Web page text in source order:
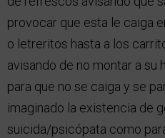
provocar que esta le caiga
o letreritos hasta a los
avisando de no montar a su
para que no se caiga y se
imaginado la existencia de
suicida/psicópata como